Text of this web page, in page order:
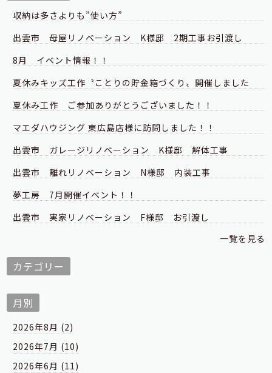
収納は多さよりも”使い方”
出雲市 母屋リノベーション K様邸 2期工事お引渡し
8月 イベント情報！！
夏休みキッズ工作〝ことりの貯金箱づくり〟開催しました
夏休み工作 ご参加ありがとうございました！！
マエダハウジング 東広島店様に訪問しました！！
出雲市 ガレージリノベーション K様邸 解体工事
出雲市 離れリノベーション N様邸 内装工事
夢工房 7月開催イベント！！
出雲市 実家リノベーション F様邸 お引渡し
一覧を見る
カテゴリー
月別
2026年8月 (2)
2026年7月 (10)
2026年6月 (11)